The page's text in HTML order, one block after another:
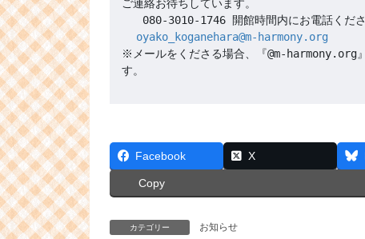
oyako_koganehara@m-harmony.org
※メールをくださる場合、『@m-harmony.org
Facebook X
Copy
カテゴリー お知らせ